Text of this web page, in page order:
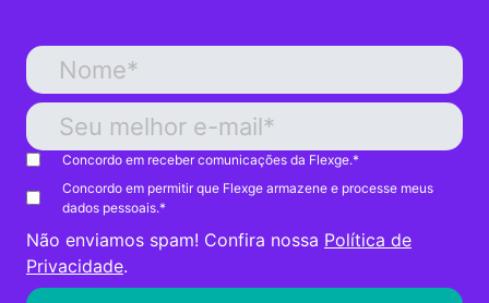
Concordo em receber comunicações da Flexge.*
Concordo em permitir que Flexge armazene e processe meus
dados pessoais.*
Não enviamos spam! Confira nossa Política de
Privacidade.